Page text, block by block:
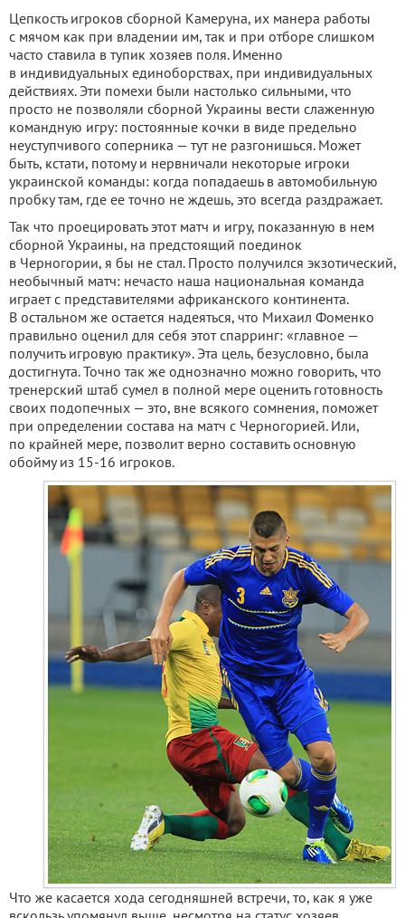
Цепкость игроков сборной Камеруна, их манера работы
с мячом как при владении им, так и при отборе слишком
часто ставила в тупик хозяев поля. Именно
в индивидуальных единоборствах, при индивидуальных
действиях. Эти помехи были настолько сильными, что
просто не позволяли сборной Украины вести слаженную
командную игру: постоянные кочки в виде предельно
неуступчивого соперника — тут не разгонишься. Может
быть, кстати, потому и нервничали некоторые игроки
украинской команды: когда попадаешь в автомобильную
пробку там, где ее точно не ждешь, это всегда раздражает.
Так что проецировать этот матч и игру, показанную в нем
сборной Украины, на предстоящий поединок
в Черногории, я бы не стал. Просто получился экзотический,
необычный матч: нечасто наша национальная команда
играет с представителями африканского континента.
В остальном же остается надеяться, что Михаил Фоменко
правильно оценил для себя этот спарринг: «главное —
получить игровую практику». Эта цель, безусловно, была
достигнута. Точно так же однозначно можно говорить, что
тренерский штаб сумел в полной мере оценить готовность
своих подопечных — это, вне всякого сомнения, поможет
при определении состава на матч с Черногорией. Или,
по крайней мере, позволит верно составить основную
обойму из 15-16 игроков.
Что же касается хода сегодняшней встречи, то, как я уже